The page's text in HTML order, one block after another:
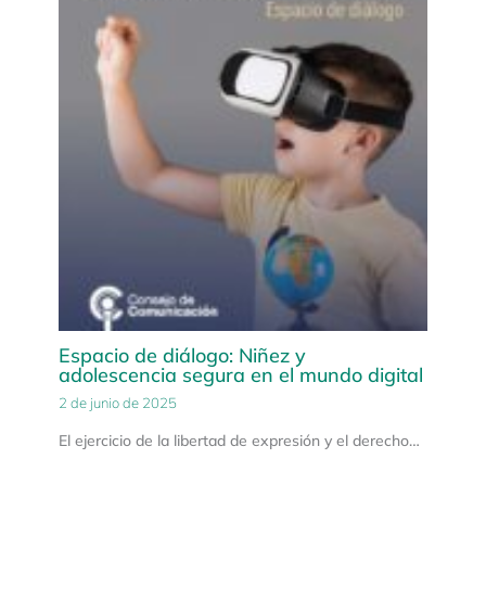
Espacio de diálogo: Niñez y
adolescencia segura en el mundo digital
2 de junio de 2025
El ejercicio de la libertad de expresión y el derecho…